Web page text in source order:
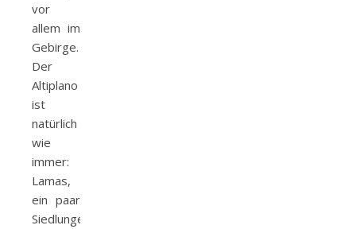
vor
allem im
Gebirge.
Der
Altiplano
ist
natürlich
wie
immer:
Lamas,
ein paar
Siedlungen,